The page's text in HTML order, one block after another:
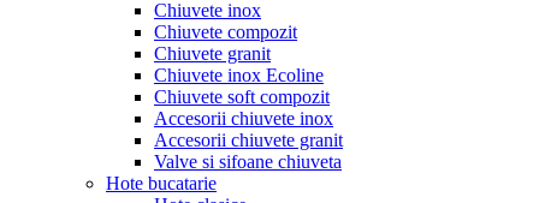
Chiuvete inox
Chiuvete compozit
Chiuvete granit
Chiuvete inox Ecoline
Chiuvete soft compozit
Accesorii chiuvete inox
Accesorii chiuvete granit
Valve si sifoane chiuveta
Hote bucatarie